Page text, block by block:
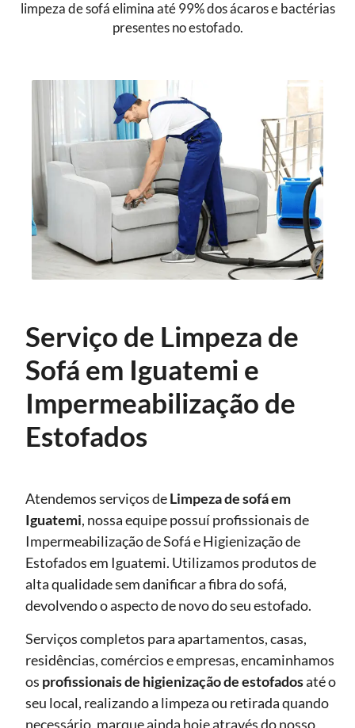
limpeza de sofá elimina até 99% dos ácaros e bactérias
presentes no estofado.
Serviço de Limpeza de
Sofá em Iguatemi e
Impermeabilização de
Estofados
Atendemos serviços deLimpeza de sofáem
Iguatemi, nossa equipe possuí profissionais de
Impermeabilização de Sofá e Higienização de
Estofados em Iguatemi. Utilizamos produtos de
alta qualidade sem danificar a fibra do sofá,
devolvendo o aspecto de novo do seu estofado.
Serviços completos para apartamentos, casas,
residências, comércios e empresas, encaminhamos
os profissionais de higienização de estofadosaté o
seu local, realizando a limpeza ou retirada quando
necessário, marque ainda hoje através do nosso